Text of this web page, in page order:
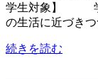
学生対象】 学
の生活に近づき
続きを読む